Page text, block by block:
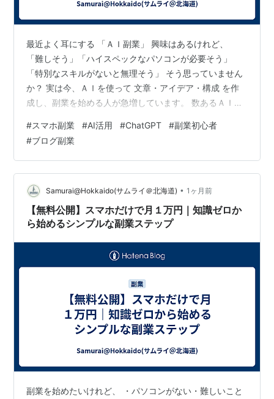
最近よく耳にする 「ＡＩ副業」 興味はあるけれど、
「難しそう」「ハイスペックなパソコンが必要そう」
「特別なスキルがないと無理そう」 そう思っていません
か？ 実は今、ＡＩを使って 文章・アイデア・構成 を作
成し、副業を始める人が急増しています。 数あるＡＩツ
Ｔ です。 このツールを活用すれば、以下のような作業を
簡単に行えます。 ・記事のアイデア出し・文章作成の補
助・ＳＮＳ投稿文の作成・ブログ記事の執筆つまり、 Ａ
Ｉを「作業パートナー」にすることで、 副業のハードル
は劇的に下がります。 この記事では、 初心者でも今日か
らできる「ＣｈａｔＧＰＴ副…
#スマホ副業 #AI活用 #ChatGPT #副業初心者
#ブログ副業
Samurai@Hokkaido(サムライ＠北海道) • 1ヶ月前
【無料公開】スマホだけで月１万円｜知識ゼロか
ら始めるシンプルな副業ステップ
副業を始めたいけれど、 ・パソコンがない・難しいこと